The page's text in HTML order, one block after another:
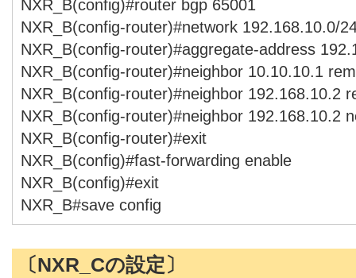
NXR_B(config)#router bgp 65001
NXR_B(config-router)#network 192.168.10.0/
NXR_B(config-router)#aggregate-address
NXR_B(config-router)#neighbor 10.10.10.1
NXR_B(config-router)#neighbor 192.168.10.2
NXR_B(config-router)#neighbor 192.168.10.2
NXR_B(config-router)#exit
NXR_B(config)#fast-forwarding enable
NXR_B(config)#exit
NXR_B#save config
〔NXR_Cの設定〕